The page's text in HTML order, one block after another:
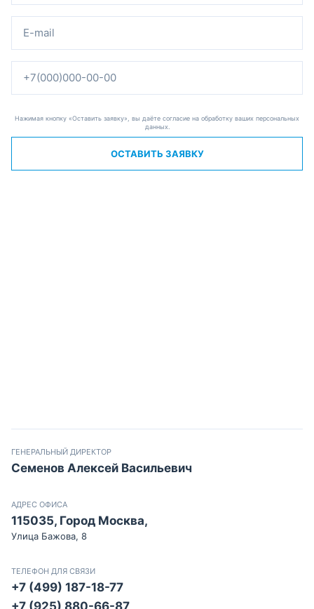
Нажимая кнопку «Оставить заявку», вы даёте согласие на обработку ваших персональных
данных.
ОСТАВИТЬ ЗАЯВКУ
ГЕНЕРАЛЬНЫЙ ДИРЕКТОР
Семенов Алексей Васильевич
АДРЕС ОФИСА
115035, Город Москва,
Улица Бажова, 8
ТЕЛЕФОН ДЛЯ СВЯЗИ
+7 (499) 187-18-77
+7 (925) 880-66-87